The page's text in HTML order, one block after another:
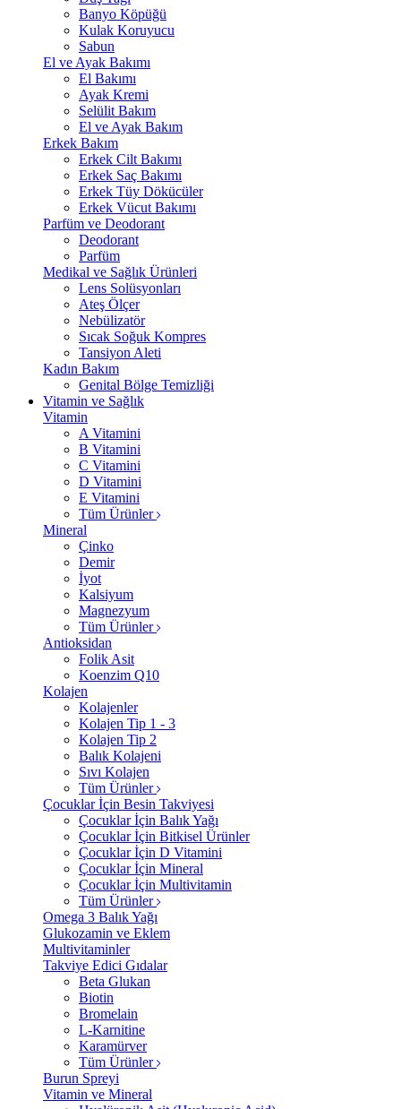
Banyo Köpüğü
Kulak Koruyucu
Sabun
El ve Ayak Bakımı
El Bakımı
Ayak Kremi
Selülit Bakım
El ve Ayak Bakım
Erkek Bakım
Erkek Cilt Bakımı
Erkek Saç Bakımı
Erkek Tüy Dökücüler
Erkek Vücut Bakımı
Parfüm ve Deodorant
Deodorant
Parfüm
Medikal ve Sağlık Ürünleri
Lens Solüsyonları
Ateş Ölçer
Nebülizatör
Sıcak Soğuk Kompres
Tansiyon Aleti
Kadın Bakım
Genital Bölge Temizliği
Vitamin ve Sağlık
Vitamin
A Vitamini
B Vitamini
C Vitamini
D Vitamini
E Vitamini
Tüm Ürünler
Mineral
Çinko
Demir
İyot
Kalsiyum
Magnezyum
Tüm Ürünler
Antioksidan
Folik Asit
Koenzim Q10
Kolajen
Kolajenler
Kolajen Tip 1 - 3
Kolajen Tip 2
Balık Kolajeni
Sıvı Kolajen
Tüm Ürünler
Çocuklar İçin Besin Takviyesi
Çocuklar İçin Balık Yağı
Çocuklar İçin Bitkisel Ürünler
Çocuklar İçin D Vitamini
Çocuklar İçin Mineral
Çocuklar İçin Multivitamin
Tüm Ürünler
Omega 3 Balık Yağı
Glukozamin ve Eklem
Multivitaminler
Takviye Edici Gıdalar
Beta Glukan
Biotin
Bromelain
L-Karnitine
Karamürver
Tüm Ürünler
Burun Spreyi
Vitamin ve Mineral